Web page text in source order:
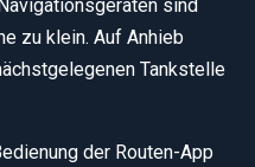
sind
zu klein. Auf Anhieb
Tankstelle
der Routen-App